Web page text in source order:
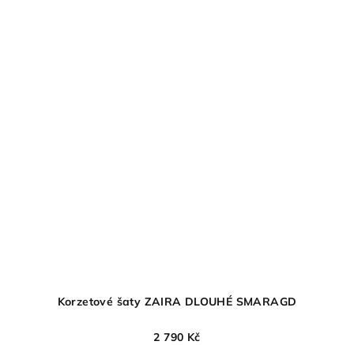
Korzetové šaty ZAIRA DLOUHÉ SMARAGD
2 790 Kč